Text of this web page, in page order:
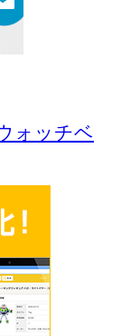
ォッチベ